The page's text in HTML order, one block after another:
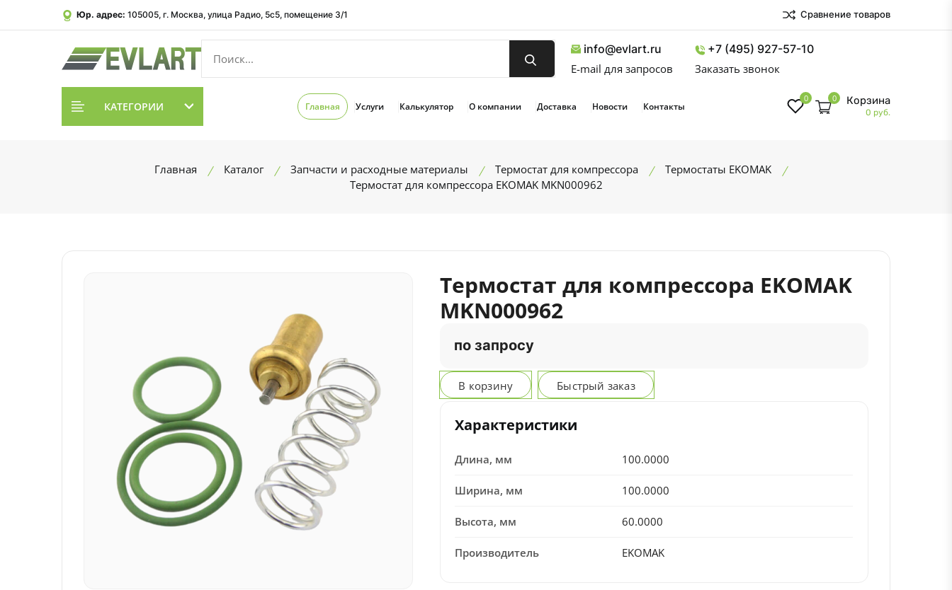
Юр. адрес: 105005, г. Москва, улица Радио, 5с5, помещение 3/1 Сравнение товаров
info@evlart.ru
E-mail для запросов
+7 (495) 927-57-10
Заказать звонок
КАТЕГОРИИ Главная Услуги Калькулятор О компании Доставка Новости Контакты
0 0 Корзина
0 руб.
Главная Каталог Запчасти и расходные материалы Термостат для компрессора
Термостаты EKOMAK
Термостат для компрессора EKOMAK MKN000962
Термостат для компрессора EKOMAK
MKN000962
по запросу
В корзину Быстрый заказ
Характеристики
Длина, мм 100.0000
Ширина, мм 100.0000
Высота, мм 60.0000
Производитель EKOMAK